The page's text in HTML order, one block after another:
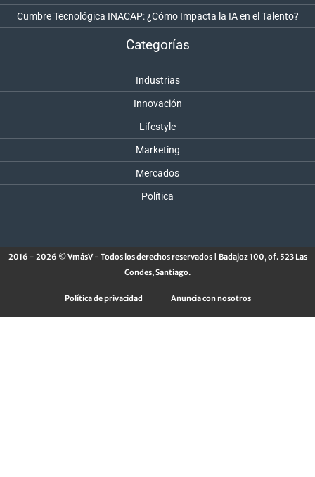
Cumbre Tecnológica INACAP: ¿Cómo Impacta la IA en el Talento?
Categorías
Industrias
Innovación
Lifestyle
Marketing
Mercados
Política
2016 - 2026 © VmásV - Todos los derechos reservados | Badajoz 100, of. 523 Las
Condes, Santiago.
Política de privacidad Anuncia con nosotros